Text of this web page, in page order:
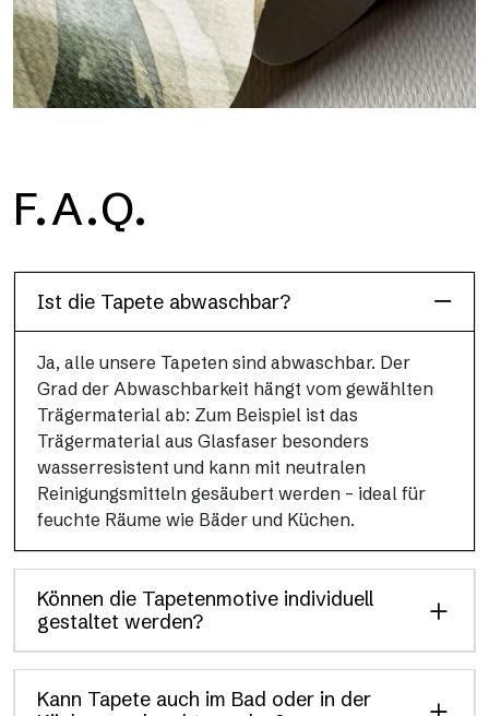
H2O ist die wasserdichte Glasfaser-Badezimmertapete, ideal
für Duschkabinen und feuchte Umgebungen, mit hoher
F.A.Q.
Ist die Tapete abwaschbar?
Ja, alle unsere Tapeten sind abwaschbar. Der
Grad der Abwaschbarkeit hängt vom gewählten
Trägermaterial ab: Zum Beispiel ist das
Trägermaterial aus Glasfaser besonders
wasserresistent und kann mit neutralen
Reinigungsmitteln gesäubert werden – ideal für
feuchte Räume wie Bäder und Küchen.
Können die Tapetenmotive individuell
gestaltet werden?
Kann Tapete auch im Bad oder in der